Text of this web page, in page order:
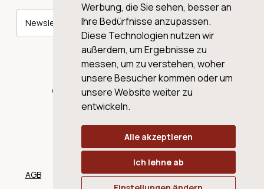
Werbung, die Sie sehen, besser an
Ihre Bedürfnisse anzupassen.
Diese Technologien nutzen wir
außerdem, um Ergebnisse zu
messen, um zu verstehen, woher
unsere Besucher kommen oder um
unsere Website weiter zu
entwickeln.
Alle akzeptieren
Ich lehne ab
Newsletter abonnieren
© 2026 WINE AG VALENTIN & VON SALIS
AGB Datenschutz Impressum Cookies